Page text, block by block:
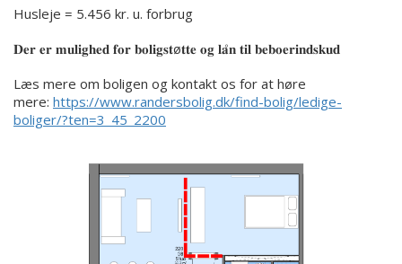
Husleje = 5.456 kr. u. forbrug
𝐃𝐞𝐫 𝐞𝐫 𝐦𝐮𝐥𝐢𝐠𝐡𝐞𝐝 𝐟𝐨𝐫 𝐛𝐨𝐥𝐢𝐠𝐬𝐭ø𝐭𝐭𝐞 𝐨𝐠 𝐥𝐚̊𝐧 𝐭𝐢𝐥 𝐛𝐞𝐛𝐨𝐞𝐫𝐢𝐧𝐝𝐬𝐤𝐮𝐝
Læs mere om boligen og kontakt os for at høre
mere: https://www.randersbolig.dk/find-bolig/ledige-
boliger/?ten=3_45_2200